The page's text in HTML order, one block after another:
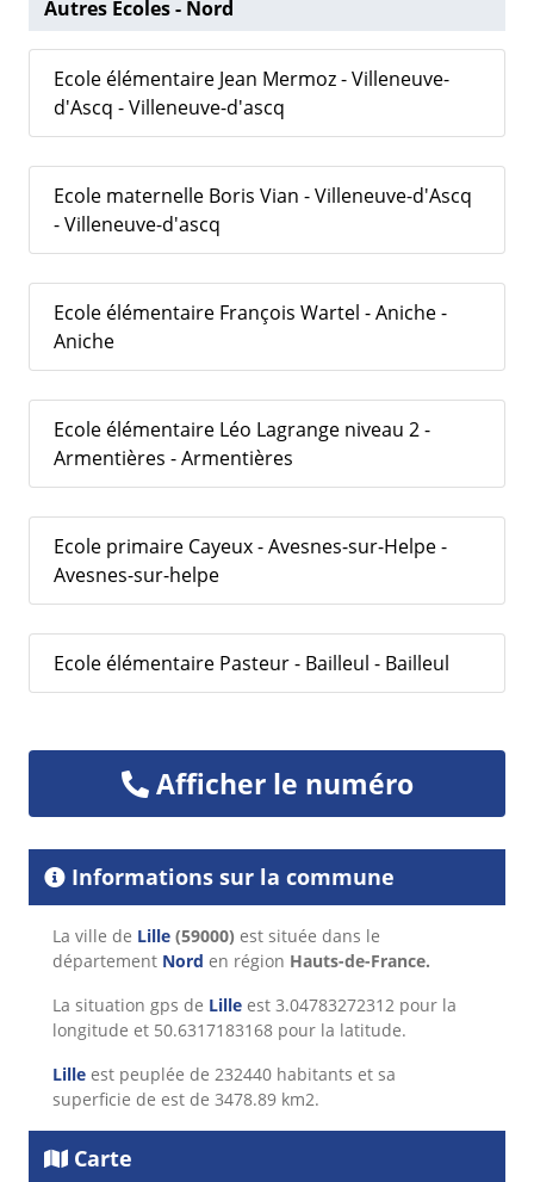
Autres Écoles - Nord
Ecole élémentaire Jean Mermoz - Villeneuve-
d'Ascq - Villeneuve-d'ascq
Ecole maternelle Boris Vian - Villeneuve-d'Ascq
- Villeneuve-d'ascq
Ecole élémentaire François Wartel - Aniche -
Aniche
Ecole élémentaire Léo Lagrange niveau 2 -
Armentières - Armentières
Ecole primaire Cayeux - Avesnes-sur-Helpe -
Avesnes-sur-helpe
Ecole élémentaire Pasteur - Bailleul - Bailleul
Afficher le numéro
Informations sur la commune
La ville de Lille (59000) est située dans le
département Nord en région Hauts-de-France.
La situation gps de Lille est 3.04783272312 pour la
longitude et 50.6317183168 pour la latitude.
Lille est peuplée de 232440 habitants et sa
superficie de est de 3478.89 km2.
Carte